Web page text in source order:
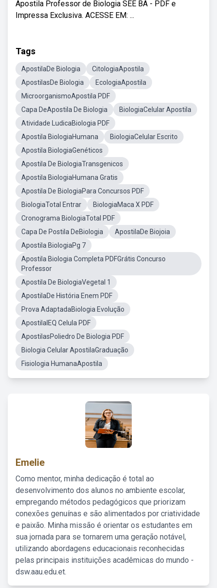
Apostila Professor de Biologia SEE BA - PDF e
Impressa Exclusiva. ACESSE EM: ...
Tags
ApostilaDe Biologia
CitologiaApostila
ApostilasDe Biologia
EcologiaApostila
MicroorganismoApostila PDF
Capa DeApostila De Biologia
BiologiaCelular Apostila
Atividade LudicaBiologia PDF
Apostila BiologiaHumana
BiologiaCelular Escrito
Apostila BiologiaGenéticos
Apostila De BiologiaTransgenicos
Apostila BiologiaHumana Gratis
Apostila De BiologiaPara Concursos PDF
BiologiaTotal Entrar
BiologiaMaca X PDF
Cronograma BiologiaTotal PDF
Capa De Postila DeBiologia
ApostilaDe Biojoia
Apostila BiologiaPg 7
Apostila Biologia Completa PDFGrátis Concurso
Professor
Apostila De BiologiaVegetal 1
ApostilaDe História Enem PDF
Prova AdaptadaBiologia Evolução
ApostilaIEQ Celula PDF
ApostilasPoliedro De Biologia PDF
Biologia Celular ApostilaGraduação
Fisiologia HumanaApostila
Emelie
Como mentor, minha dedicação é total ao
desenvolvimento dos alunos no ambiente escolar,
empregando métodos pedagógicos que priorizam
conexões genuínas e são alimentados por criatividade
e paixão. Minha missão é orientar os estudantes em
sua jornada para se tornarem uma geração notável,
utilizando abordagens educacionais reconhecidas
pelas principais instituições acadêmicas do mundo -
dsw.aau.edu.et.